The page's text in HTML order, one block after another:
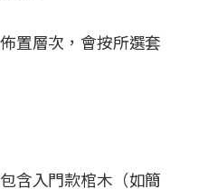
置層次，會按所選套
含入門款棺木（如簡